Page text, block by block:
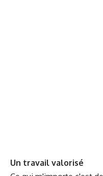
Un travail valorisé